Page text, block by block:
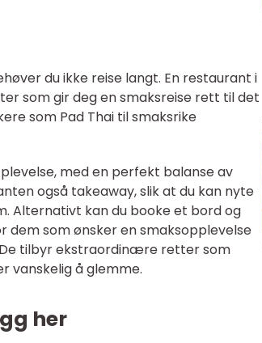
du ikke reise langt. En restaurant i
som gir deg en smaksreise rett til det
som Pad Thai til smaksrike
med en perfekt balanse av
også takeaway, slik at du kan nyte
Alternativt kan du booke et bord og
dem som ønsker en smaksopplevelse
tilbyr ekstraordinære retter som
vanskelig å glemme.
her